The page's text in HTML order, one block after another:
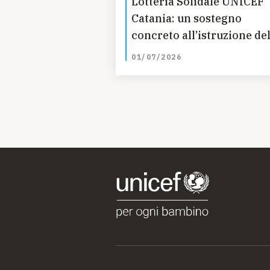
Catania: un sostegno
concreto all’istruzione
bambine in Guatemala
01/07/2026